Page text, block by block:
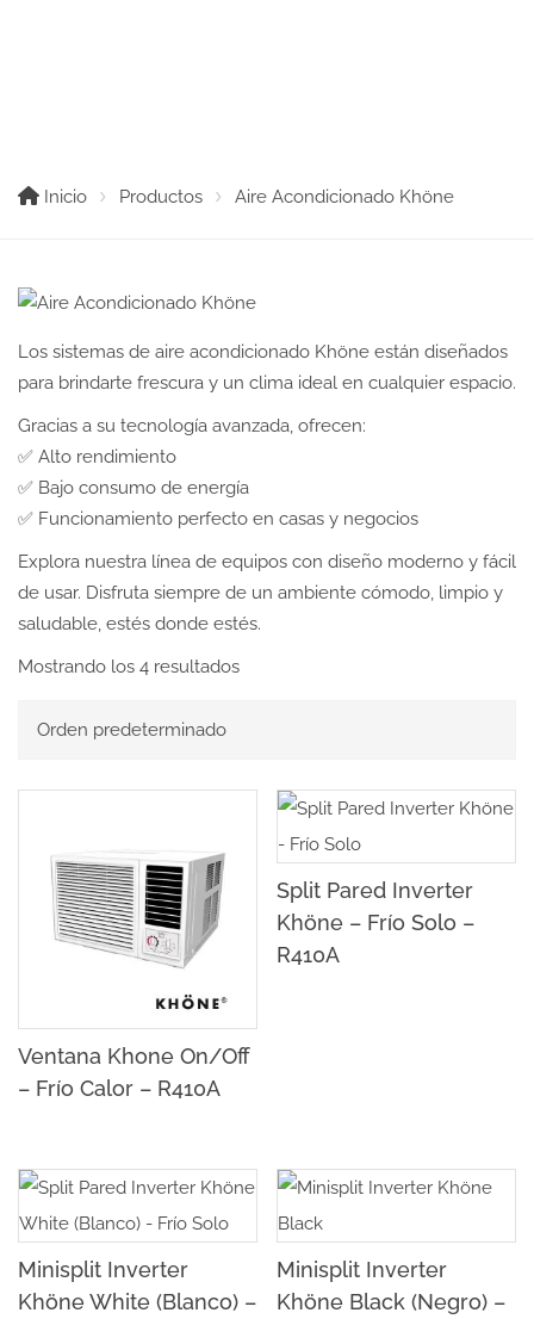
Inicio Productos Aire Acondicionado Khöne
Los sistemas de aire acondicionado Khöne están diseñados
para brindarte frescura y un clima ideal en cualquier espacio.
Gracias a su tecnología avanzada, ofrecen:
✅ Alto rendimiento
✅ Bajo consumo de energía
✅ Funcionamiento perfecto en casas y negocios
Explora nuestra línea de equipos con diseño moderno y fácil
de usar. Disfruta siempre de un ambiente cómodo, limpio y
saludable, estés donde estés.
Mostrando los 4 resultados
Ventana Khone On/Off
– Frío Calor – R410A
Split Pared Inverter
Khöne – Frío Solo –
R410A
Minisplit Inverter
Khöne White (Blanco) –
Minisplit Inverter
Khöne Black (Negro) –